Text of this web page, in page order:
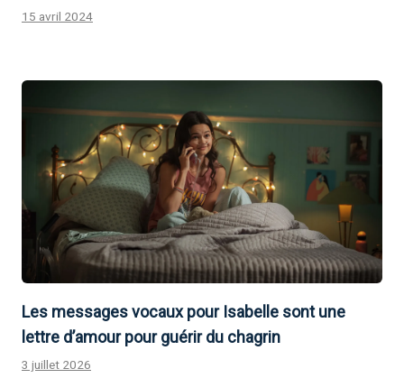
15 avril 2024
Les messages vocaux pour Isabelle sont une
lettre d’amour pour guérir du chagrin
3 juillet 2026